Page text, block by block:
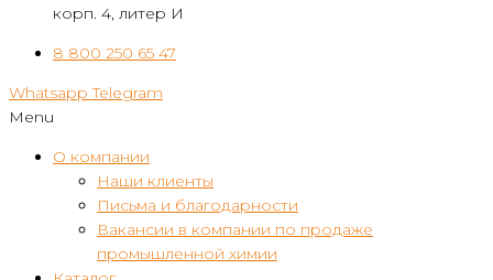
корп. 4, литер И
8 800 250 65 47
Whatsapp Telegram
Menu
О компании
Наши клиенты
Письма и благодарности
Вакансии в компании по продаже
промышленной химии